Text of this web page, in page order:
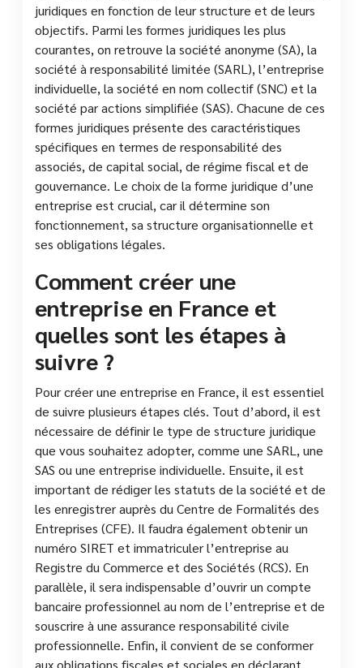
juridiques en fonction de leur structure et de leurs
objectifs. Parmi les formes juridiques les plus
courantes, on retrouve la société anonyme (SA), la
société à responsabilité limitée (SARL), l’entreprise
individuelle, la société en nom collectif (SNC) et la
société par actions simplifiée (SAS). Chacune de ces
formes juridiques présente des caractéristiques
spécifiques en termes de responsabilité des
associés, de capital social, de régime fiscal et de
gouvernance. Le choix de la forme juridique d’une
entreprise est crucial, car il détermine son
fonctionnement, sa structure organisationnelle et
ses obligations légales.
Comment créer une
entreprise en France et
quelles sont les étapes à
suivre ?
Pour créer une entreprise en France, il est essentiel
de suivre plusieurs étapes clés. Tout d’abord, il est
nécessaire de définir le type de structure juridique
que vous souhaitez adopter, comme une SARL, une
SAS ou une entreprise individuelle. Ensuite, il est
important de rédiger les statuts de la société et de
les enregistrer auprès du Centre de Formalités des
Entreprises (CFE). Il faudra également obtenir un
numéro SIRET et immatriculer l’entreprise au
Registre du Commerce et des Sociétés (RCS). En
parallèle, il sera indispensable d’ouvrir un compte
bancaire professionnel au nom de l’entreprise et de
souscrire à une assurance responsabilité civile
professionnelle. Enfin, il convient de se conformer
aux obligations fiscales et sociales en déclarant